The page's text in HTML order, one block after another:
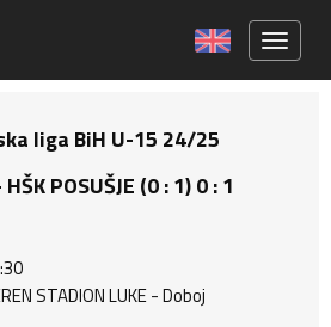
liga BiH U-15 24/25
POSUŠJE (0 : 1) 0 : 1
STADION LUKE - Doboj